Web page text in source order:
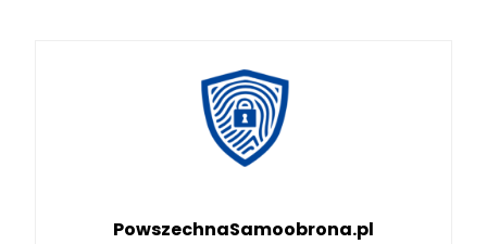
PowszechnaSamoobrona.pl